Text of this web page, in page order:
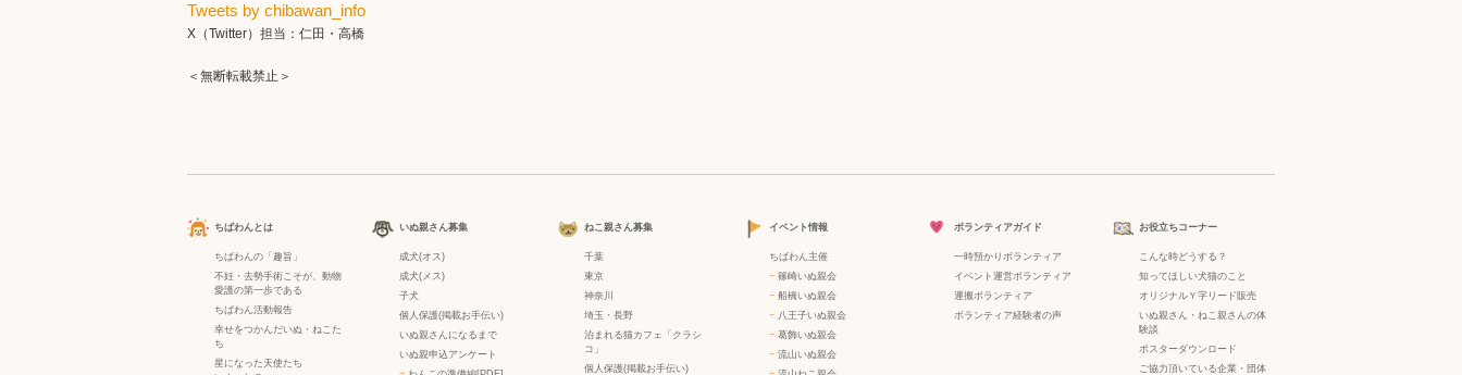
Tweets by chibawan_info
X（Twitter）担当：仁田・高橋
＜無断転載禁止＞
ちばわんとは
ちばわんの「趣旨」
不妊・去勢手術こそが、動物
愛護の第一歩である
ちばわん活動報告
幸せをつかんだいぬ・ねこた
ち
星になった天使たち
いぬ親さん募集
成犬(オス)
成犬(メス)
子犬
個人保護(掲載お手伝い)
いぬ親さんになるまで
いぬ親申込アンケート
ねこ親さん募集
千葉
東京
神奈川
埼玉・長野
泊まれる猫カフェ「クラシ
コ」
個人保護(掲載お手伝い)
イベント情報
ちばわん主催
− 篠崎いぬ親会
− 船橋いぬ親会
− 八王子いぬ親会
− 葛飾いぬ親会
− 流山いぬ親会
ボランティアガイド
一時預かりボランティア
イベント運営ボランティア
運搬ボランティア
ボランティア経験者の声
お役立ちコーナー
こんな時どうする？
知ってほしい犬猫のこと
オリジナルＹ字リード販売
いぬ親さん・ねこ親さんの体
験談
ポスターダウンロード
ご協力頂いている企業・団体